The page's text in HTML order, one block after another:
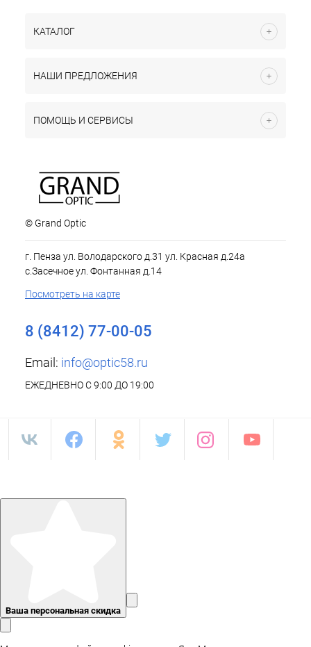
КАТАЛОГ
НАШИ ПРЕДЛОЖЕНИЯ
ПОМОЩЬ И СЕРВИСЫ
© Grand Optic
г. Пенза ул. Володарского д.31 ул. Красная д.24а
с.Засечное ул. Фонтанная д.14
Посмотреть на карте
8 (8412) 77-00-05
Email: info@optic58.ru
ЕЖЕДНЕВНО С 9:00 ДО 19:00
Ваша персональная скидка